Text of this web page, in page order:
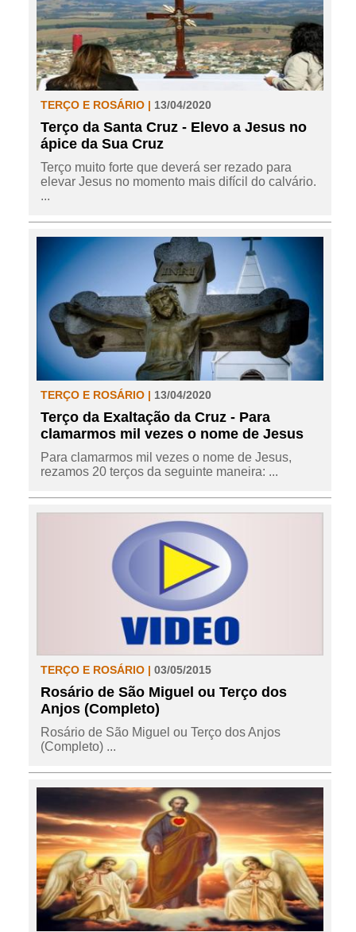
TERÇO E ROSÁRIO | 13/04/2020
Terço da Santa Cruz - Elevo a Jesus no
ápice da Sua Cruz
Terço muito forte que deverá ser rezado para
elevar Jesus no momento mais difícil do calvário.
...
TERÇO E ROSÁRIO | 13/04/2020
Terço da Exaltação da Cruz - Para
clamarmos mil vezes o nome de Jesus
Para clamarmos mil vezes o nome de Jesus,
rezamos 20 terços da seguinte maneira: ...
TERÇO E ROSÁRIO | 03/05/2015
Rosário de São Miguel ou Terço dos
Anjos (Completo)
Rosário de São Miguel ou Terço dos Anjos
(Completo) ...